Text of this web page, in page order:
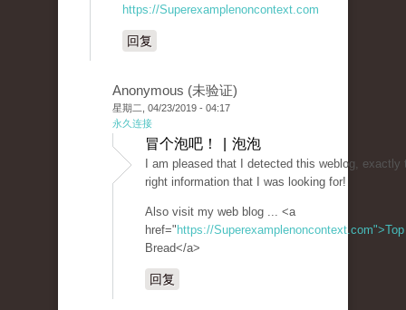
https://Superexamplenoncontext.com
回复
Anonymous (未验证)
星期二, 04/23/2019 - 04:17
永久连接
冒个泡吧！ | 泡泡
I am pleased that I detected this weblog, exactly
right information that I was looking for!
Also visit my web blog ... <a
href=" https://Superexamplenoncontext.com">Top
Bread</a>
回复